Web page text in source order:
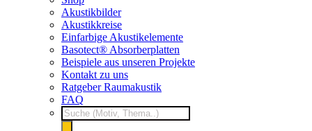
Akustikbilder
Akustikkreise
Einfarbige Akustikelemente
Basotect® Absorberplatten
Beispiele aus unseren Projekte
Kontakt zu uns
Ratgeber Raumakustik
FAQ
Products
search